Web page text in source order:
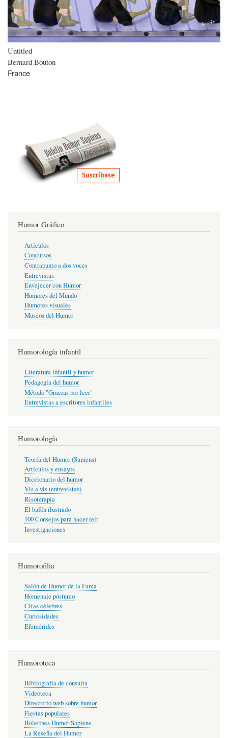
Untitled
Bernard Bouton
France
Humor Gráfico
Artículos
Concursos
Contrapunto a dos voces
Entrevistas
Envejecer con Humor
Humores del Mundo
Humores visuales
Museos del Humor
Humorología infantil
Literatura infantil y humor
Pedagogía del humor
Método "Gracias por leer"
Entrevistas a escritores infantiles
Humorología
Teoría del Humor (Sapiens)
Artículos y ensayos
Diccionario del humor
Vis a vis (entrevistas)
Risoterapia
El bufón ilustrado
100 Consejos para hacer reír
Investigaciones
Humorofilia
Salón de Humor de la Fama
Homenaje póstumo
Citas célebres
Curiosidades
Efemérides
Humoroteca
Bibliografía de consulta
Videoteca
Directorio web sobre humor
Fiestas populares
Boletines Humor Sapiens
La Reseña del Humor